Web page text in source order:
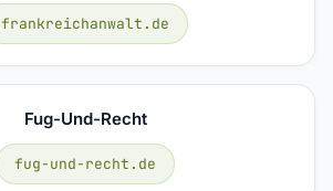
frankreichanwalt.de
Fug-Und-Recht
fug-und-recht.de